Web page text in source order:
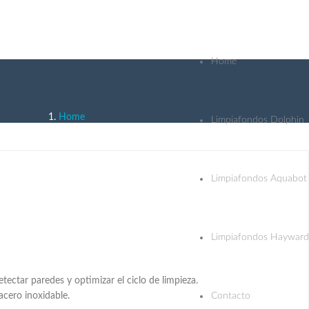
Home
Limpiafondos Dolphin
Limpiafondos Aquabot
Limpiafondos Hayward
Contacto
Home
paredes y optimizar el ciclo de limpieza.
inoxidable.